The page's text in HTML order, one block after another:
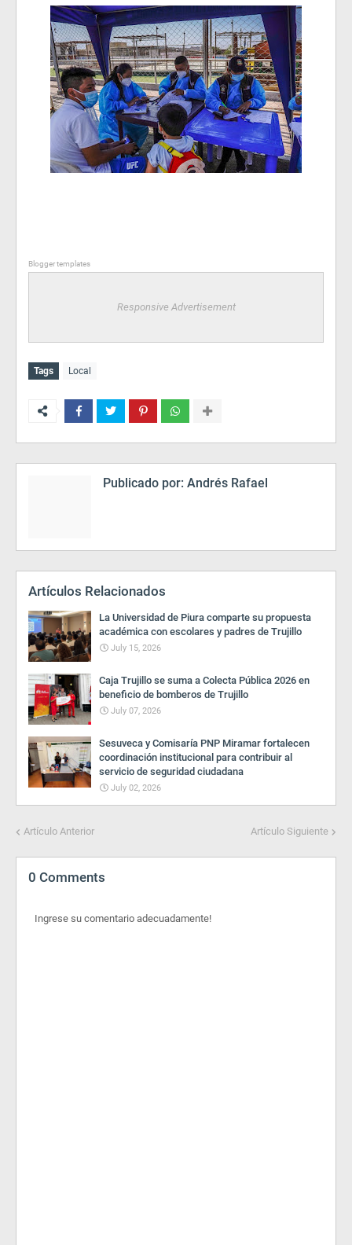
Blogger templates
Responsive Advertisement
Tags Local
Publicado por: Andrés Rafael
Artículos Relacionados
La Universidad de Piura comparte su propuesta
académica con escolares y padres de Trujillo
July 15, 2026
Caja Trujillo se suma a Colecta Pública 2026 en
beneficio de bomberos de Trujillo
July 07, 2026
Sesuveca y Comisaría PNP Miramar fortalecen
coordinación institucional para contribuir al
servicio de seguridad ciudadana
July 02, 2026
Artículo Anterior Artículo Siguiente
0 Comments
Ingrese su comentario adecuadamente!